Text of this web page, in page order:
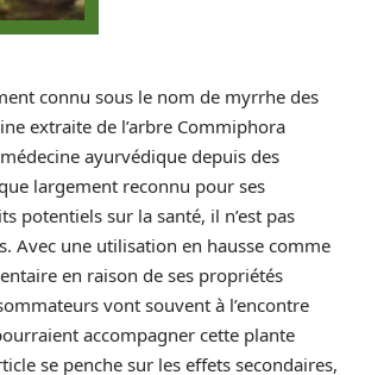
connu sous le nom de myrrhe des
extraite de l’arbre Commiphora
ayurvédique depuis des
largement reconnu pour ses
potentiels sur la santé, il n’est pas
Avec une utilisation en hausse comme
en raison de ses propriétés
vont souvent à l’encontre
accompagner cette plante
se penche sur les effets secondaires,